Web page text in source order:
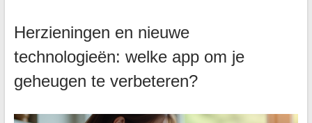
Herzieningen en nieuwe
technologieën: welke app om je
geheugen te verbeteren?